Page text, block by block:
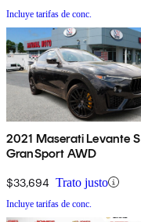
Incluye tarifas de conc.
2021 Maserati Levante S
GranSport AWD
$33,694 Trato justo
Incluye tarifas de conc.